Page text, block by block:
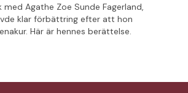
Agathe Zoe Sunde Fagerland,
klar förbättring efter att hon
Här är hennes berättelse.